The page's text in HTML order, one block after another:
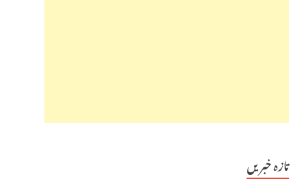
تازہ خبریں